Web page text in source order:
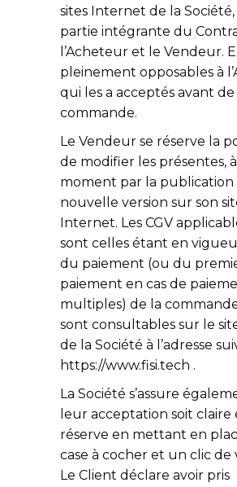
sites Internet de la
partie intégrante du
l’Acheteur et le Vendeur.
pleinement opposables à
qui les a acceptés avant de
commande.
Le Vendeur se réserve la
de modifier les présentes,
moment par la publication
nouvelle version sur son
Internet. Les CGV
sont celles étant en
du paiement (ou du
paiement en cas de
multiples) de la
sont consultables sur le
de la Société à l’adresse
https://www.fisi.tech .
La Société s’assure
leur acceptation soit claire
réserve en mettant en
case à cocher et un clic de
Le Client déclare avoir pris